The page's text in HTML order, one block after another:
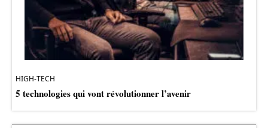
HIGH-TECH
5 technologies qui vont révolutionner l’avenir